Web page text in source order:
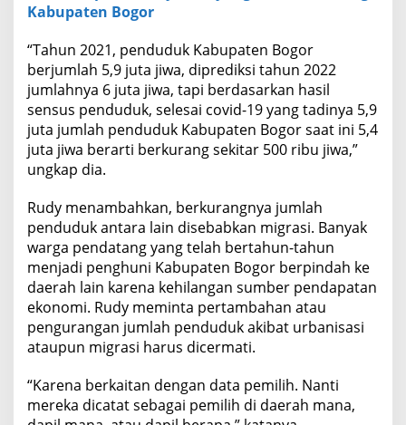
Kabupaten Bogor
“Tahun 2021, penduduk Kabupaten Bogor
berjumlah 5,9 juta jiwa, diprediksi tahun 2022
jumlahnya 6 juta jiwa, tapi berdasarkan hasil
sensus penduduk, selesai covid-19 yang tadinya 5,9
juta jumlah penduduk Kabupaten Bogor saat ini 5,4
juta jiwa berarti berkurang sekitar 500 ribu jiwa,”
ungkap dia.
Rudy menambahkan, berkurangnya jumlah
penduduk antara lain disebabkan migrasi. Banyak
warga pendatang yang telah bertahun-tahun
menjadi penghuni Kabupaten Bogor berpindah ke
daerah lain karena kehilangan sumber pendapatan
ekonomi. Rudy meminta pertambahan atau
pengurangan jumlah penduduk akibat urbanisasi
ataupun migrasi harus dicermati.
“Karena berkaitan dengan data pemilih. Nanti
mereka dicatat sebagai pemilih di daerah mana,